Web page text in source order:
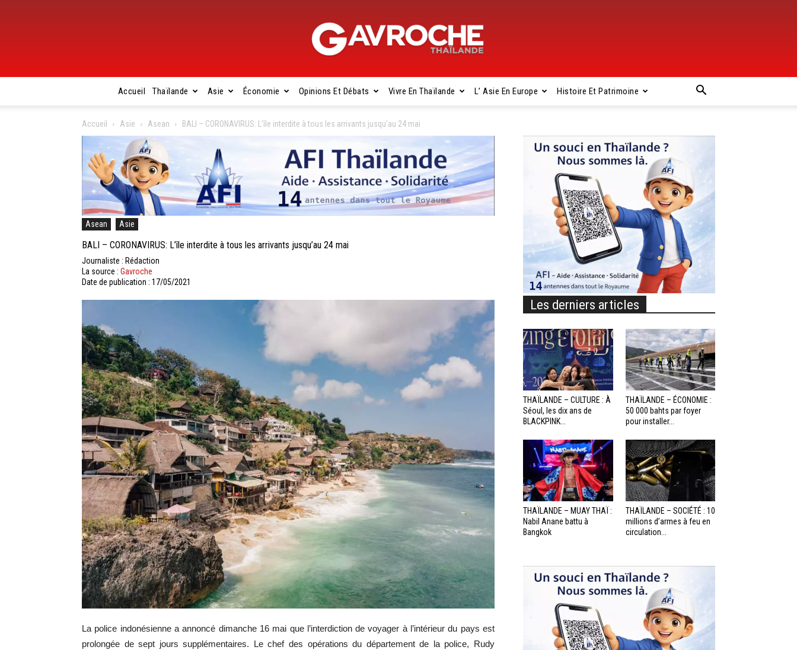
Gavroche
Thaïlande
Accueil Thaïlande Asie Économie Opinions Et Débats Vivre En Thaïlande L’ Asie En Europe Histoire Et Patrimoine
Accueil Asie Asean BALI – CORONAVIRUS: L’île interdite à tous les arrivants jusqu’au 24 mai
Asean Asie
BALI – CORONAVIRUS: L’île interdite à tous les arrivants jusqu’au 24 mai
Journaliste : Rédaction
La source : Gavroche
Date de publication : 17/05/2021
La police indonésienne a annoncé dimanche 16 mai que l’interdiction de voyager à l’intérieur du pays est
prolongée de sept jours supplémentaires. Le chef des opérations du département de la police, Rudy
Les derniers articles
THAÏLANDE – CULTURE : À
Séoul, les dix ans de
BLACKPINK...
THAÏLANDE – ÉCONOMIE :
50 000 bahts par foyer
pour installer...
THAÏLANDE – MUAY THAÏ :
Nabil Anane battu à
Bangkok
THAÏLANDE – SOCIÉTÉ : 10
millions d’armes à feu en
circulation...